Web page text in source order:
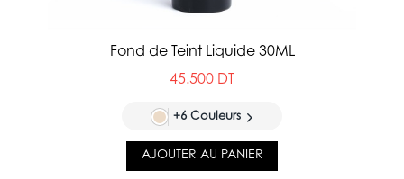
Fond de Teint Liquide 30ML
45.500 DT
+6 Couleurs
AJOUTER AU PANIER